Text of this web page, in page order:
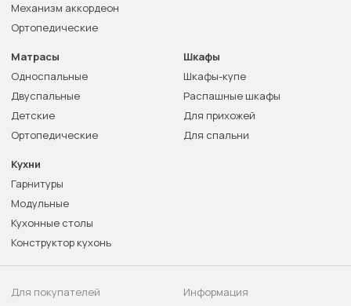
Механизм аккордеон
Ортопедические
Матрасы
Односпальные
Двуспальные
Детские
Ортопедические
Шкафы
Шкафы-купе
Распашные шкафы
Для прихожей
Для спальни
Кухни
Гарнитуры
Модульные
Кухонные столы
Конструктор кухонь
Для покупателей
Информация